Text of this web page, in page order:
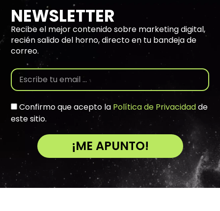
NEWSLETTER
Recibe el mejor contenido sobre marketing digital,
recién salido del horno, directo en tu bandeja de
correo.
Confirmo que acepto la Política de Privacidadde
este sitio.
¡ME APUNTO!
t